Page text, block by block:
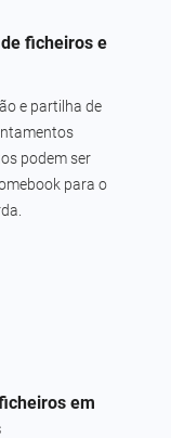
ficheiros e
e partilha de
podem ser
para o
em